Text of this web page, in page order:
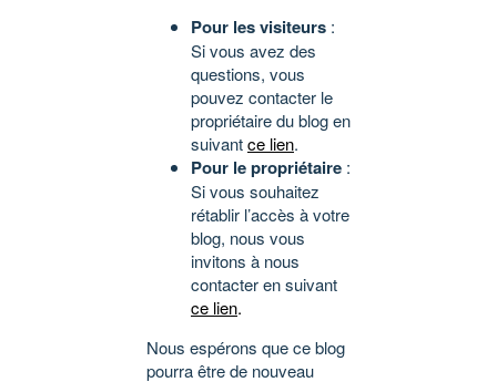
Pour les visiteurs :
Si vous avez des
questions, vous
pouvez contacter le
propriétaire du blog en
suivantce lien.
Pour le propriétaire :
Si vous souhaitez
rétablir l’accès à votre
blog, nous vous
invitons à nous
contacter en suivant
ce lien.
Nous espérons que ce blog
pourra être de nouveau